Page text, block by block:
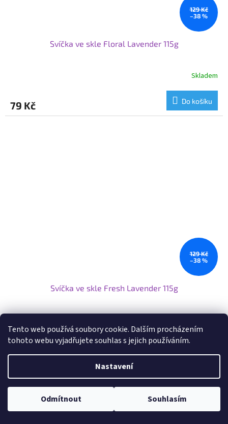
Tento web používá soubory cookie. Dalším procházením
tohoto webu vyjadřujete souhlas s jejich používáním.
Nastavení
Odmítnout Souhlasím
129 Kč
–38 %
Svíčka ve skle Floral Lavender 115g
Skladem
79 Kč Do košíku
129 Kč
–38 %
Svíčka ve skle Fresh Lavender 115g
Do košíku